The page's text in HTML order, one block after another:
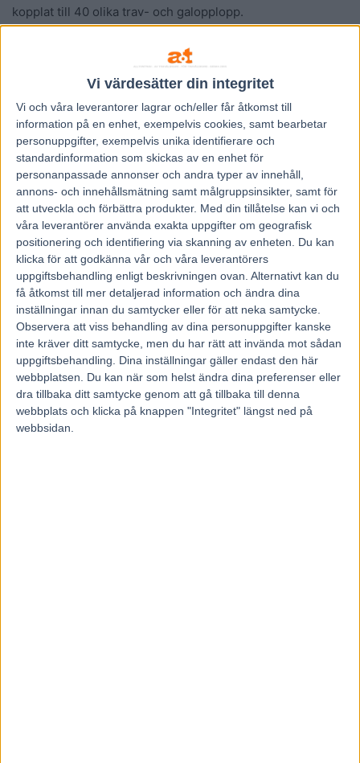
Vi värdesätter din integritet
Vi och våra leverantorer lagrar och/eller får åtkomst till
information på en enhet, exempelvis cookies, samt bearbetar
personuppgifter, exempelvis unika identifierare och
standardinformation som skickas av en enhet för
personanpassade annonser och andra typer av innehåll,
annons- och innehållsmätning samt målgruppsinsikter, samt för
att utveckla och förbättra produkter. Med din tillåtelse kan vi och
våra leverantörer använda exakta uppgifter om geografisk
positionering och identifiering via skanning av enheten. Du kan
klicka för att godkänna vår och våra leverantörers
uppgiftsbehandling enligt beskrivningen ovan. Alternativt kan du
få åtkomst till mer detaljerad information och ändra dina
inställningar innan du samtycker eller för att neka samtycke.
Observera att viss behandling av dina personuppgifter kanske
inte kräver ditt samtycke, men du har rätt att invända mot sådan
uppgiftsbehandling. Dina inställningar gäller endast den här
webbplatsen. Du kan när som helst ändra dina preferenser eller
dra tillbaka ditt samtycke genom att gå tillbaka till denna
webbplats och klicka på knappen "Integritet" längst ned på
webbsidan.
kopplat till 40 olika trav- och galopplopp.
Föregående artikel
Inför V86: ”Optimistisk på
förhand”
Nästa artikel
V86 ÅBY/SOLVALLA 23 mars
– Tips + Nästagångare
RELATERADE ARTIKLAR
Åke Svanstedt sjätte svensk i
Hall of Fame i USA
7 augusti, 2026
Återkallad licens för travtränare